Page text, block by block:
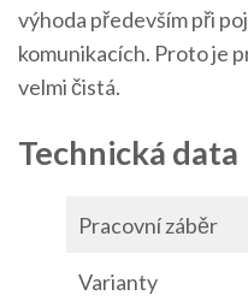
výhoda především při
komunikacích. Proto je
velmi čistá.
Technická data
Pracovní záběr
Varianty